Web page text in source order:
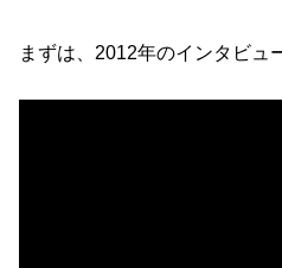
まずは、2012年のインタビュ